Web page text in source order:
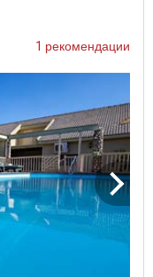
1 рекомендации